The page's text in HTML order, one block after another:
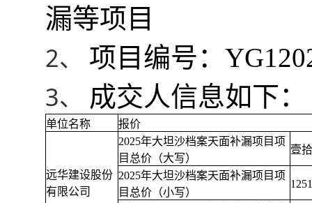
漏等项目
2、 项目编号：
3、 成交人信息如下：
单位名称 报价
远华建设股份
有限公司
2025年大坦沙档案天面补漏项目项
目总价（大写）
壹
2025年大坦沙档案天面补漏项目项
目总价（小写）